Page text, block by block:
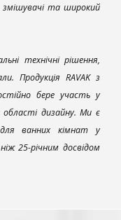
змішувачі та широкий
технічні рішення,
Продукція RAVAK з
бере участь у
області дизайну. Ми є
ванних кімнат у
25-річним досвідом